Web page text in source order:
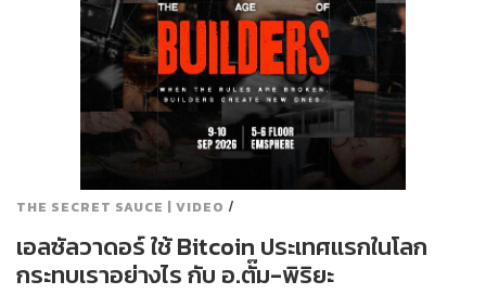
THE SECRET SAUCE | VIDEO /
เอลซัลวาดอร์ ใช้ Bitcoin ประเทศแรกในโลก
กระทบเราอย่างไร กับ อ.ตั๊ม-พิริยะ